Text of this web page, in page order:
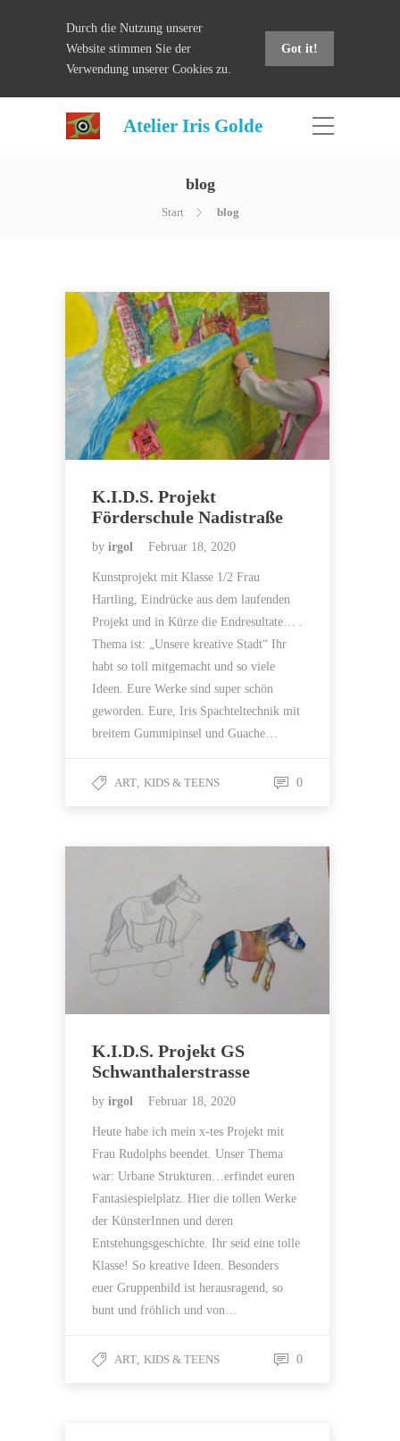
Durch die Nutzung unserer
Website stimmen Sie der
Verwendung unserer Cookies zu.
Got it!
Atelier Iris Golde
blog
Start blog
K.I.D.S. Projekt
Förderschule Nadistraße
by irgol Februar 18, 2020
Kunstprojekt mit Klasse 1/2 Frau
Hartling, Eindrücke aus dem laufenden
Projekt und in Kürze die Endresultate… .
Thema ist: „Unsere kreative Stadt“ Ihr
habt so toll mitgemacht und so viele
Ideen. Eure Werke sind super schön
geworden. Eure, Iris Spachteltechnik mit
breitem Gummipinsel und Guache…
ART, KIDS & TEENS 0
K.I.D.S. Projekt GS
Schwanthalerstrasse
by irgol Februar 18, 2020
Heute habe ich mein x-tes Projekt mit
Frau Rudolphs beendet. Unser Thema
war: Urbane Strukturen…erfindet euren
Fantasiespielplatz. Hier die tollen Werke
der KünsterInnen und deren
Entstehungsgeschichte. Ihr seid eine tolle
Klasse! So kreative Ideen. Besonders
euer Gruppenbild ist herausragend, so
bunt und fröhlich und von…
ART, KIDS & TEENS 0